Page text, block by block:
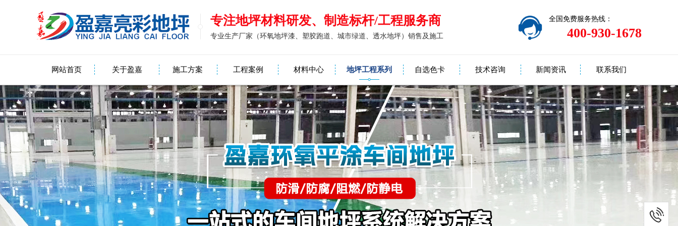
专注地坪材料研发、制造标杆/工程服务商 全国免费服务热线：
400-930-1678
专业生产厂家（环氧地坪漆、塑胶跑道、城市绿道、透水地坪）销售及施工
网站首页 关于盈嘉 施工方案 工程案例 材料中心 地坪工程系列 自选色卡 技术咨询 新闻资讯 联系我们